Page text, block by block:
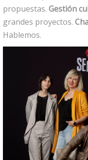
propuestas. Gestión
grandes proyectos.
Hablemos.